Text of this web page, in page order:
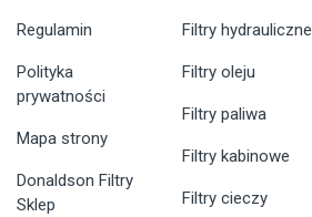
Regulamin
Polityka
prywatności
Mapa strony
Donaldson Filtry
Sklep
Filtry hydrauliczne
Filtry oleju
Filtry paliwa
Filtry kabinowe
Filtry cieczy